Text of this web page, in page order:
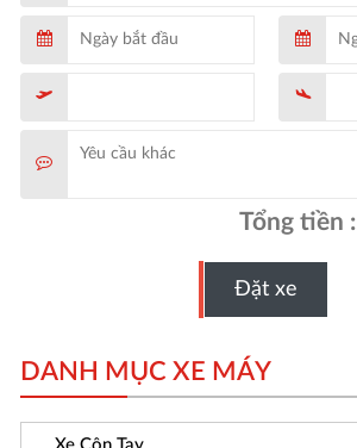
Tổng tiền :
DANH MỤC XE MÁY